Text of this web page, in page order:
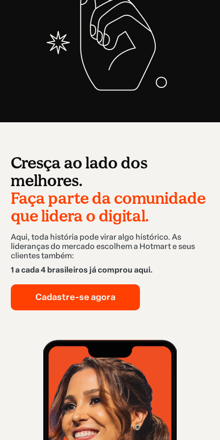
Cresça ao lado dos
melhores.
Faça parte da comunidade
que lidera o digital.
Aqui, toda história pode virar algo histórico. As
lideranças do mercado escolhem a Hotmart e seus
clientes também:
1 a cada 4 brasileiros já comprou aqui.
Cadastre-se agora